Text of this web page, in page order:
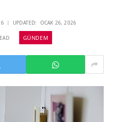
UPDATED: OCAK 26, 2026
GÜNDEM